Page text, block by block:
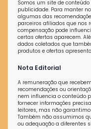
Somos um site de
publicidade. Para manter
algumas das
parceiros afiliados que nos
compensação pode
certas ofertas aparecem.
dados coletados que
produtos e ofertas
Nota Editorial
A remuneração que
recomendações ou
nem influencia o conteúdo
fornecer informações
leitores, mas não
Também não assumimos
ou adequação a diferentes